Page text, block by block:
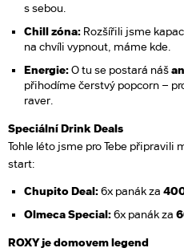
s sebou.
Chill zóna: Rozšířili jsme
na chvíli vypnout, máme kde.
Energie:O tu se postará náš
přihodíme čerstvý popcorn –
raver.
Speciální Drink Deals
Tohle léto jsme pro Tebe připravili
start:
Chupito Deal:6x panák za
Olmeca Special:6x panák za
ROXY je domovem legend